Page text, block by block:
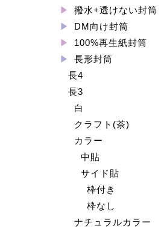
撥水+透けない封筒
DM向け封筒
100%再生紙封筒
長形封筒
長4
長3
白
クラフト(茶)
カラー
中貼
サイド貼
枠付き
枠なし
ナチュラルカラー